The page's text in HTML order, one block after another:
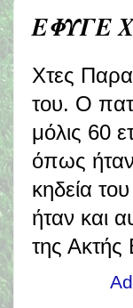
ΕΦΥΓΕ
Χτες
του. Ο
μόλις 60
όπως ήταν
κηδεία
ήταν και
της Ακτής